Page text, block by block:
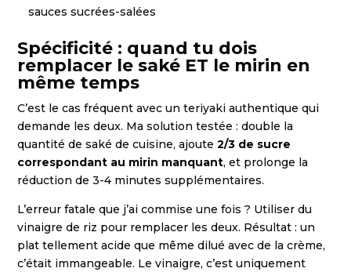
sauces sucrées-salées
Spécificité : quand tu dois
remplacer le saké ET le mirin en
même temps
C’est le cas fréquent avec un teriyaki authentique qui
demande les deux. Ma solution testée : double la
quantité de saké de cuisine, ajoute2/3 de sucre
correspondant au mirin manquant, et prolonge la
réduction de 3-4 minutes supplémentaires.
L’erreur fatale que j’ai commise une fois ? Utiliser du
vinaigre de riz pour remplacer les deux. Résultat : un
plat tellement acide que même dilué avec de la crème,
c’était immangeable. Le vinaigre, c’est uniquement